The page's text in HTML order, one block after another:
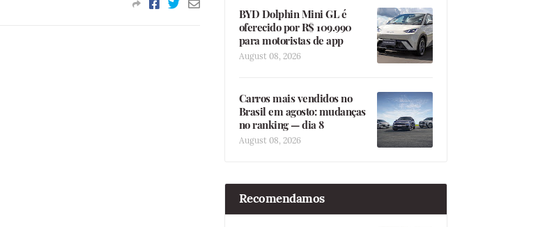
BYD Dolphin Mini GL é
oferecido por R$ 109.990
para motoristas de app
August 08, 2026
Carros mais vendidos no
Brasil em agosto: mudanças
no ranking — dia 8
August 08, 2026
Recomendamos